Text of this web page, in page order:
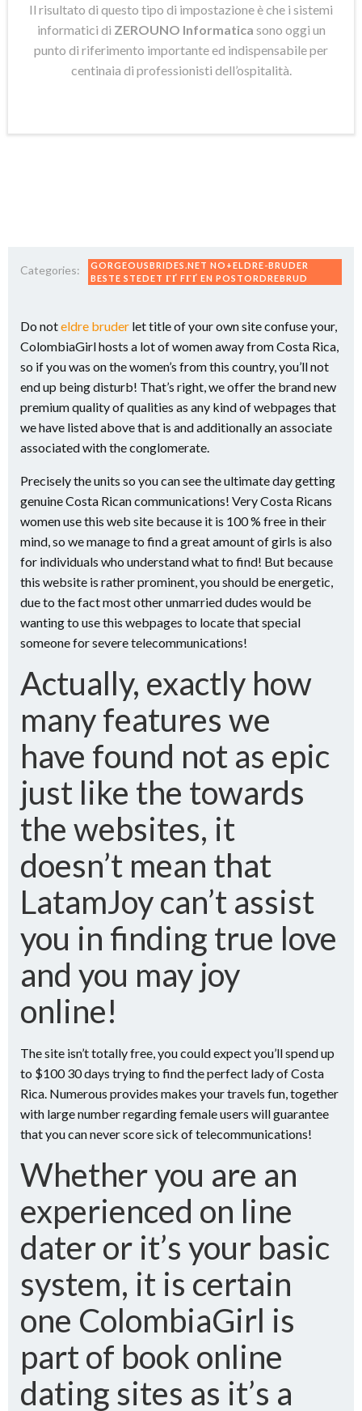
Il risultato di questo tipo di impostazione è che i sistemi
informatici di ZEROUNO Informatica sono oggi un
punto di riferimento importante ed indispensabile per
centinaia di professionisti dell’ospitalità.
Categories:
GORGEOUSBRIDES.NET NO+ELDRE-BRUDER
BESTE STEDET ГҐ FГҐ EN POSTORDREBRUD
Do noteldre bruder let title of your own site confuse your,
ColombiaGirl hosts a lot of women away from Costa Rica,
so if you was on the women’s from this country, you’ll not
end up being disturb! That’s right, we offer the brand new
premium quality of qualities as any kind of webpages that
we have listed above that is and additionally an associate
associated with the conglomerate.
Precisely the units so you can see the ultimate day getting
genuine Costa Rican communications! Very Costa Ricans
women use this web site because it is 100 % free in their
mind, so we manage to find a great amount of girls is also
for individuals who understand what to find! But because
this website is rather prominent, you should be energetic,
due to the fact most other unmarried dudes would be
wanting to use this webpages to locate that special
someone for severe telecommunications!
Actually, exactly how
many features we
have found not as epic
just like the towards
the websites, it
doesn’t mean that
LatamJoy can’t assist
you in finding true love
and you may joy
online!
The site isn’t totally free, you could expect you’ll spend up
to $100 30 days trying to find the perfect lady of Costa
Rica. Numerous provides makes your travels fun, together
with large number regarding female users will guarantee
that you can never score sick of telecommunications!
Whether you are an
experienced on line
dater or it’s your basic
system, it is certain
one ColombiaGirl is
part of book online
dating sites as it’s a